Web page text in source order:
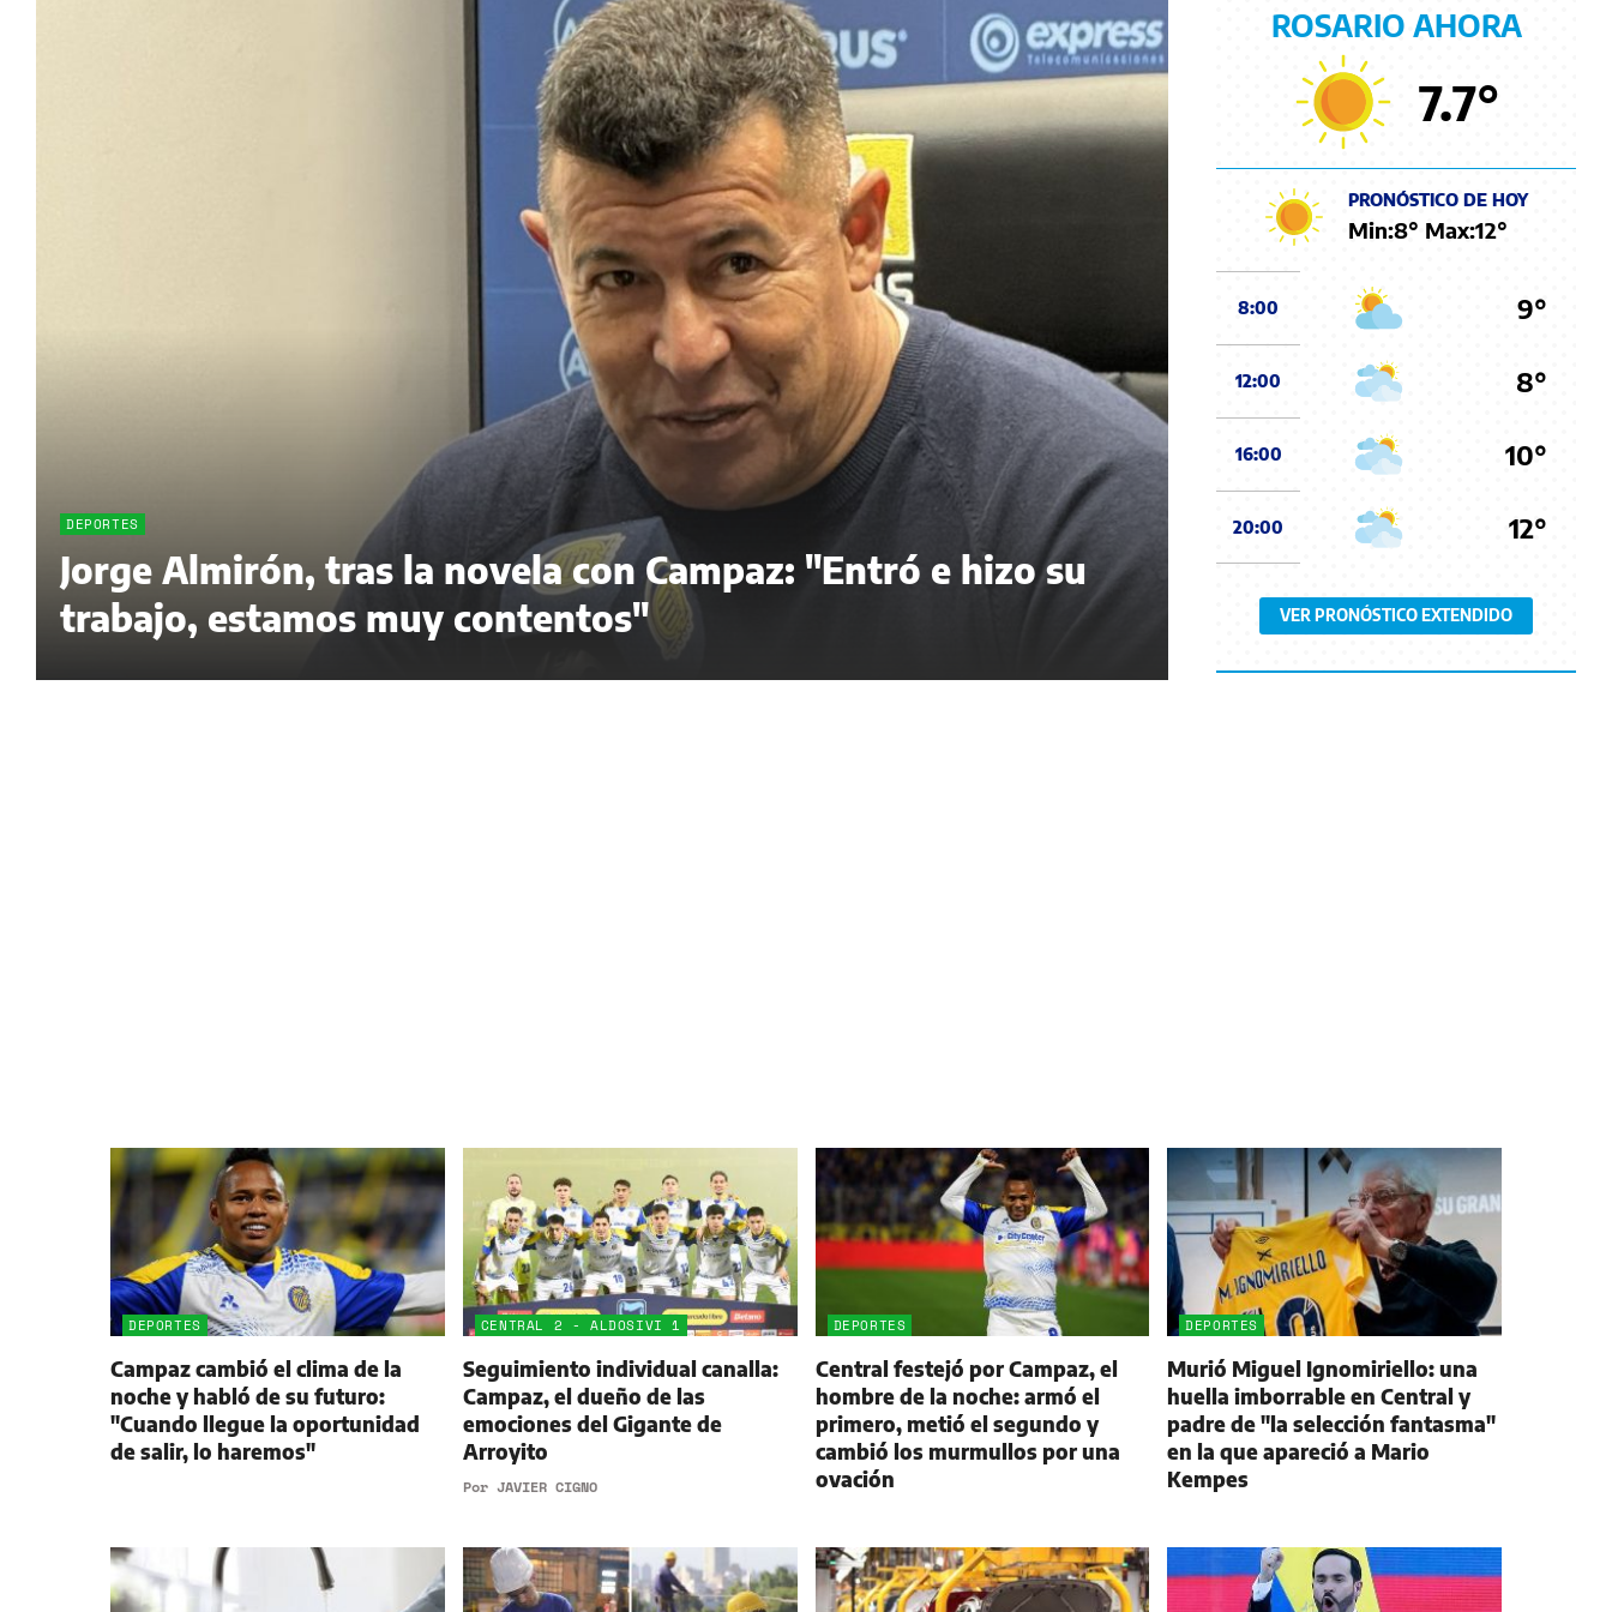
DEPORTES
Jorge Almirón, tras la novela con Campaz: "Entró e hizo su
trabajo, estamos muy contentos"
ROSARIO AHORA
7.7°
PRONÓSTICO DE HOY
Min:8° Max:12°
8:00 9°
12:00 8°
16:00 10°
20:00 12°
VER PRONÓSTICO EXTENDIDO
DEPORTES
Campaz cambió el clima de la
noche y habló de su futuro:
"Cuando llegue la oportunidad
de salir, lo haremos"
CENTRAL 2 - ALDOSIVI 1
Seguimiento individual canalla:
Campaz, el dueño de las
emociones del Gigante de
Arroyito
Por JAVIER CIGNO
DEPORTES
Central festejó por Campaz, el
hombre de la noche: armó el
primero, metió el segundo y
cambió los murmullos por una
ovación
DEPORTES
Murió Miguel Ignomiriello: una
huella imborrable en Central y
padre de "la selección fantasma"
en la que apareció a Mario
Kempes